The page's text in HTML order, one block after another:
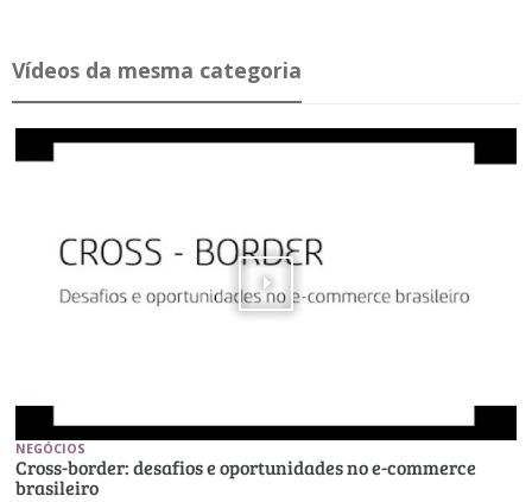
Ví­deos da mesma ca­te­goria
NEGÓCIOS
Cross-border: desafios e oportunidades no e-commerce
brasileiro